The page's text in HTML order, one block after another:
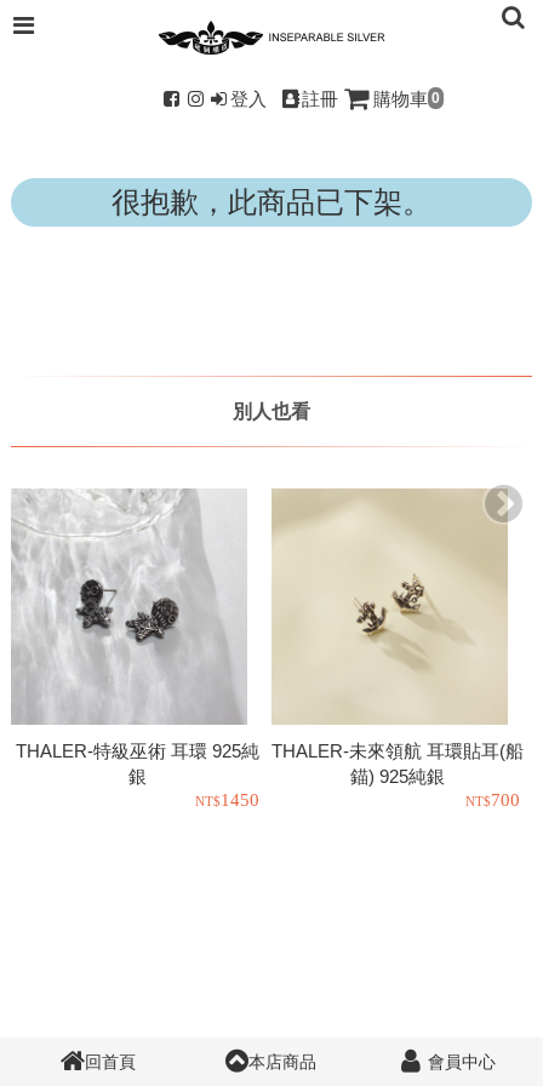
登入 註冊 購物車 0
很抱歉，此商品已下架。
別人也看
THALER-特級巫術 耳環 925純
銀
1450
THALER-未來領航 耳環貼耳(船
錨) 925純銀
700
回首頁 本店商品 會員中心